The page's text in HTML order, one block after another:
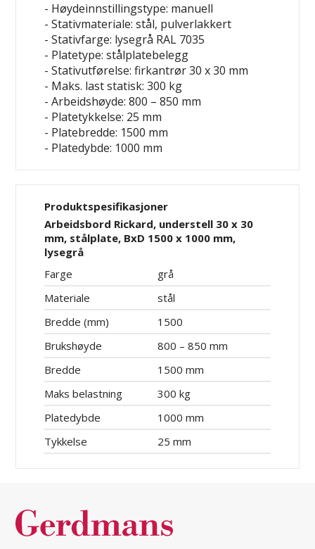
- Høydeinnstillingstype: manuell
- Stativmateriale: stål, pulverlakkert
- Stativfarge: lysegrå RAL 7035
- Platetype: stålplatebelegg
- Stativutførelse: firkantrør 30 x 30 mm
- Maks. last statisk: 300 kg
- Arbeidshøyde: 800 – 850 mm
- Platetykkelse: 25 mm
- Platebredde: 1500 mm
- Platedybde: 1000 mm
Produktspesifikasjoner
Arbeidsbord Rickard, understell 30 x 30
mm, stålplate, BxD 1500 x 1000 mm,
lysegrå
Farge
grå
Materiale
stål
Bredde (mm)
1500
Brukshøyde
800 – 850 mm
Bredde
1500 mm
Maks belastning
300 kg
Platedybde
1000 mm
Tykkelse
25 mm